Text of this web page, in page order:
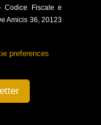
Codice Fiscale e
Amicis 36, 20123
preferences